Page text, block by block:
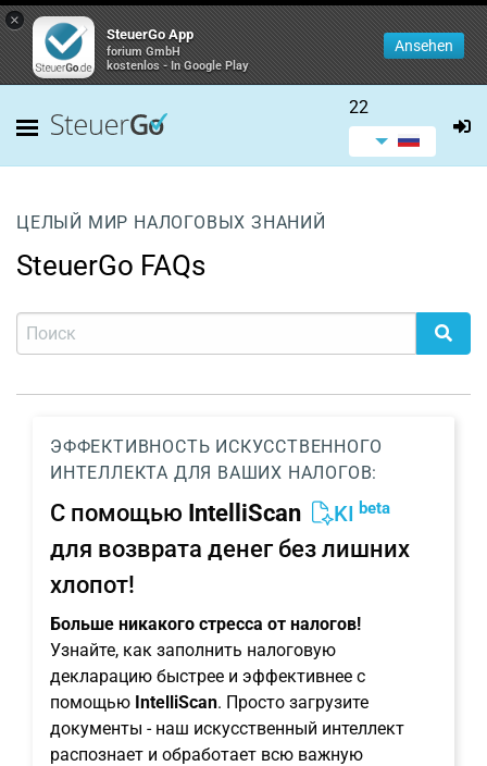
×
SteuerGo App
forium GmbH
kostenlos - In Google Play
Ansehen
22
ЦЕЛЫЙ МИР НАЛОГОВЫХ ЗНАНИЙ
SteuerGo FAQs
ЭФФЕКТИВНОСТЬ ИСКУССТВЕННОГО
ИНТЕЛЛЕКТА ДЛЯ ВАШИХ НАЛОГОВ:
С помощью IntelliScan KI beta
для возврата денег без лишних
хлопот!
Больше никакого стресса от налогов!
Узнайте, как заполнить налоговую
декларацию быстрее и эффективнее с
помощью IntelliScan. Просто загрузите
документы - наш искусственный интеллект
распознает и обработает всю важную